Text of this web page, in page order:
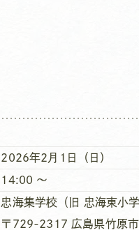
2026年2月1日（日）
14:00 ～
忠海集学校（旧 忠海東小
〒729-2317 広島県竹原